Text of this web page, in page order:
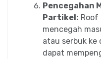
Pencegahan
Partikel: Roof
mencegah
atau serbuk ke
dapat